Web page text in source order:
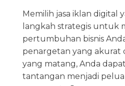
Memilih jasa iklan digital
langkah strategis untuk
pertumbuhan bisnis
penargetan yang akurat
yang matang, Anda
tantangan menjadi